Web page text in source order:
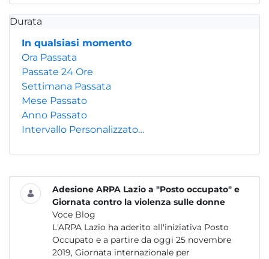
Durata
In qualsiasi momento
Ora Passata
Passate 24 Ore
Settimana Passata
Mese Passato
Anno Passato
Intervallo Personalizzato…
Adesione ARPA Lazio a "Posto occupato" e
Giornata contro la violenza sulle donne
Voce Blog
L'ARPA Lazio ha aderito all'iniziativa Posto
Occupato e a partire da oggi 25 novembre
2019, Giornata internazionale per